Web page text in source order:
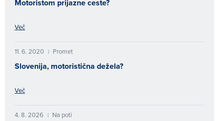
Motoristom prijazne ceste?
Več
11. 6. 2020 | Promet
Slovenija, motoristična dežela?
Več
4. 8. 2026 | Na poti